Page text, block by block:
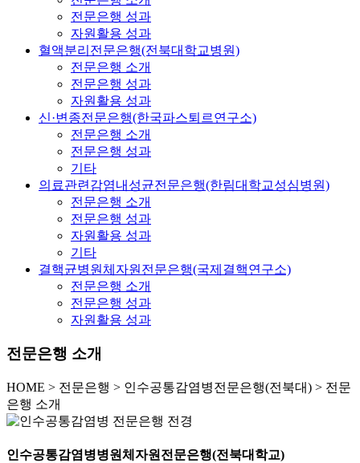
전문은행 성과
자원활용 성과
혈액분리전문은행(전북대학교병원)
전문은행 소개
전문은행 성과
자원활용 성과
신·변종전문은행(한국파스퇴르연구소)
전문은행 소개
전문은행 성과
기타
의료관련감염내성균전문은행(한림대학교성심병원)
전문은행 소개
전문은행 성과
자원활용 성과
기타
결핵균병원체자원전문은행(국제결핵연구소)
전문은행 소개
전문은행 성과
자원활용 성과
전문은행 소개
HOME > 전문은행 > 인수공통감염병전문은행(전북대) > 전문
은행 소개
인수공통감염병병원체자원전문은행(전북대학교)